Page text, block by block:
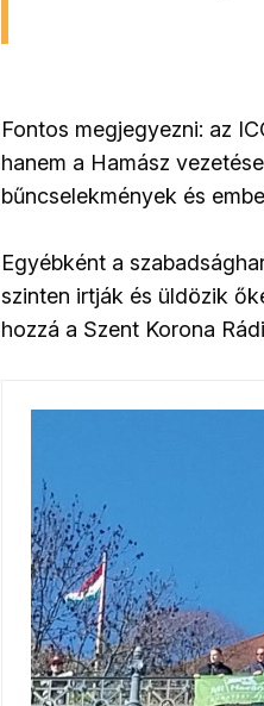
Fontos megjegyezni: az
hanem a Hamász
bűncselekmények és
Egyébként a
szinten irtják és üldözik
hozzá a Szent Korona